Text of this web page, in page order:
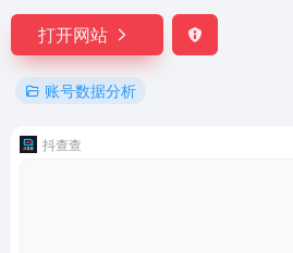
打开网站
账号数据分析
抖查查